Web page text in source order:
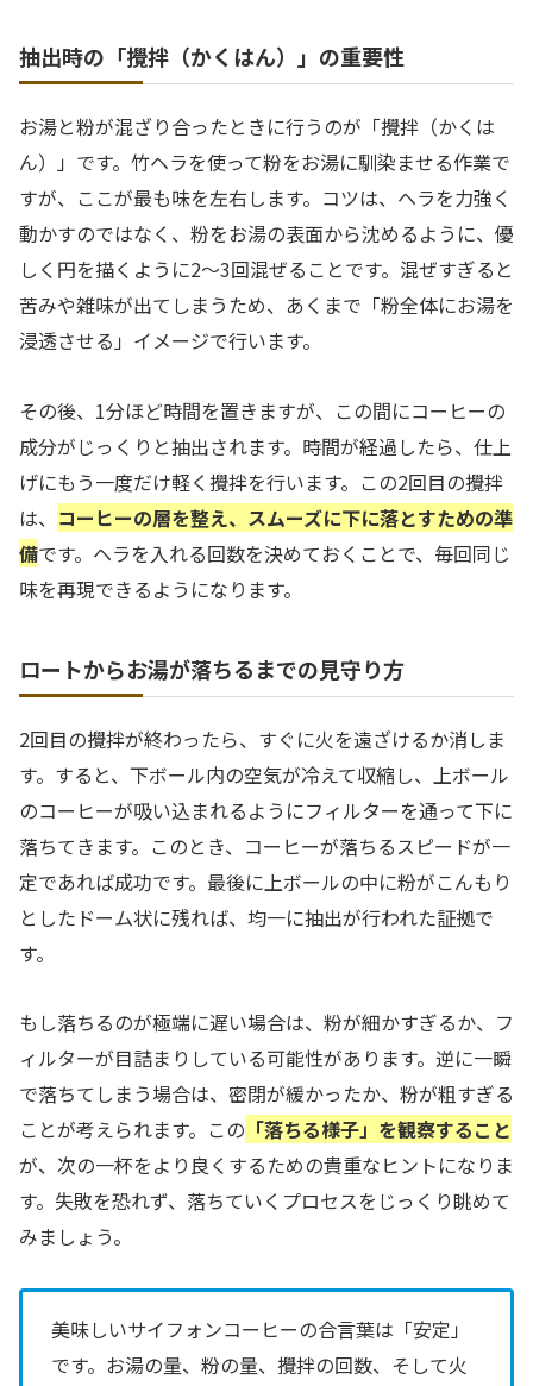
抽出時の「攪拌（かくはん）」の重要性
お湯と粉が混ざり合ったときに行うのが「攪拌（かくは
ん）」です。竹ヘラを使って粉をお湯に馴染ませる作業で
すが、ここが最も味を左右します。コツは、ヘラを力強く
動かすのではなく、粉をお湯の表面から沈めるように、優
しく円を描くように2〜3回混ぜることです。混ぜすぎると
苦みや雑味が出てしまうため、あくまで「粉全体にお湯を
浸透させる」イメージで行います。
その後、1分ほど時間を置きますが、この間にコーヒーの
成分がじっくりと抽出されます。時間が経過したら、仕上
げにもう一度だけ軽く攪拌を行います。この2回目の攪拌
は、 コーヒーの層を整え、スムーズに下に落とすための準
備です。ヘラを入れる回数を決めておくことで、毎回同じ
味を再現できるようになります。
ロートからお湯が落ちるまでの見守り方
2回目の攪拌が終わったら、すぐに火を遠ざけるか消しま
す。すると、下ボール内の空気が冷えて収縮し、上ボール
のコーヒーが吸い込まれるようにフィルターを通って下に
落ちてきます。このとき、コーヒーが落ちるスピードが一
定であれば成功です。最後に上ボールの中に粉がこんもり
としたドーム状に残れば、均一に抽出が行われた証拠で
す。
もし落ちるのが極端に遅い場合は、粉が細かすぎるか、フ
ィルターが目詰まりしている可能性があります。逆に一瞬
で落ちてしまう場合は、密閉が緩かったか、粉が粗すぎる
ことが考えられます。この 「落ちる様子」を観察すること
が、次の一杯をより良くするための貴重なヒントになりま
す。失敗を恐れず、落ちていくプロセスをじっくり眺めて
みましょう。
美味しいサイフォンコーヒーの合言葉は「安定」
です。お湯の量、粉の量、攪拌の回数、そして火